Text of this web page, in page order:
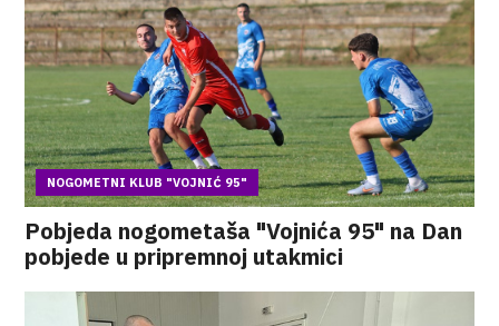
NOGOMETNI KLUB "VOJNIĆ 95"
Pobjeda nogometaša "Vojnića 95" na Dan
pobjede u pripremnoj utakmici